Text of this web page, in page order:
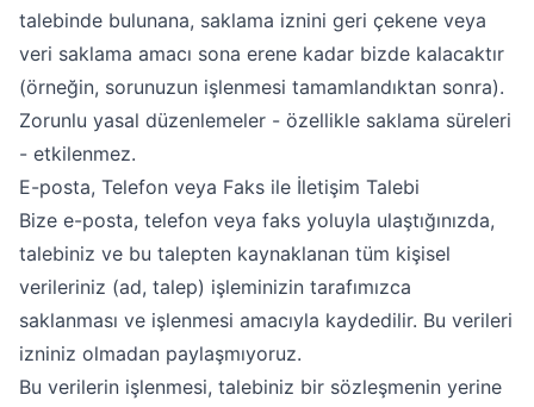
talebinde bulunana, saklama iznini geri çekene veya
veri saklama amacı sona erene kadar bizde kalacaktır
(örneğin, sorunuzun işlenmesi tamamlandıktan sonra).
Zorunlu yasal düzenlemeler - özellikle saklama süreleri
- etkilenmez.
E-posta, Telefon veya Faks ile İletişim Talebi
Bize e-posta, telefon veya faks yoluyla ulaştığınızda,
talebiniz ve bu talepten kaynaklanan tüm kişisel
verileriniz (ad, talep) işleminizin tarafımızca
saklanması ve işlenmesi amacıyla kaydedilir. Bu verileri
izniniz olmadan paylaşmıyoruz.
Bu verilerin işlenmesi, talebiniz bir sözleşmenin yerine